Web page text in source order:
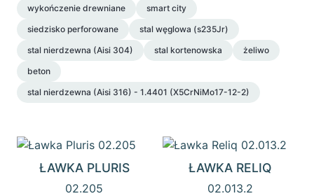
wykończenie drewniane
smart city
siedzisko perforowane
stal węglowa (s235Jr)
stal nierdzewna (Aisi 304)
stal kortenowska
żeliwo
beton
stal nierdzewna (Aisi 316) - 1.4401 (X5CrNiMo17-12-2)
ŁAWKA PLURIS
02.205
ŁAWKA RELIQ
02.013.2